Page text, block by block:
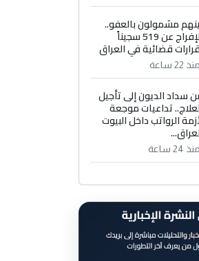
مشمولون بالعفو..
الإفراج عن 519 سجيناً
قضائية في العراق
منذ 22 ساعة
سداد الديون إلى تأجيل
تداعيات موجعة
الرواتب داخل البيوت
منذ 24 ساعة